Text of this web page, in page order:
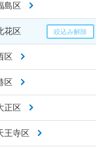
島区
花区
区
区
正区
王寺区